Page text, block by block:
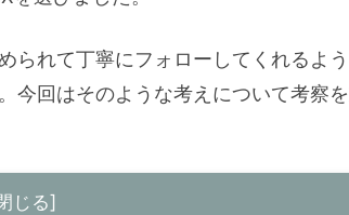
られて丁寧にフォローしてくれるよう
今回はそのような考えについて考察